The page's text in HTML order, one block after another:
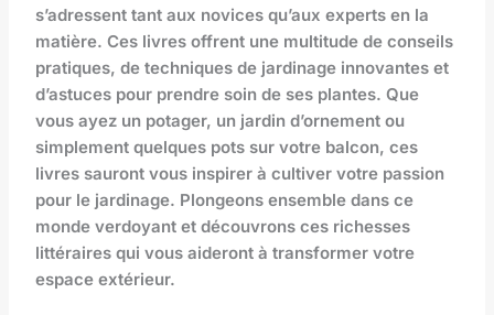
s’adressent tant aux novices qu’aux experts en la
matière. Ces livres offrent une multitude de conseils
pratiques, de techniques de jardinage innovantes et
d’astuces pour prendre soin de ses plantes. Que
vous ayez un potager, un jardin d’ornement ou
simplement quelques pots sur votre balcon, ces
livres sauront vous inspirer à cultiver votre passion
pour le jardinage. Plongeons ensemble dans ce
monde verdoyant et découvrons ces richesses
littéraires qui vous aideront à transformer votre
espace extérieur.